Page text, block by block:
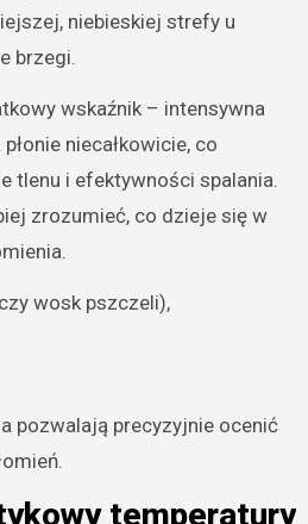
niebieskiej strefy u
brzegi.
wskaźnik – intensywna
niecałkowicie, co
tlenu i efektywności spalania.
zrozumieć, co dzieje się w
wosk pszczeli),
pozwalają precyzyjnie ocenić
temperatury